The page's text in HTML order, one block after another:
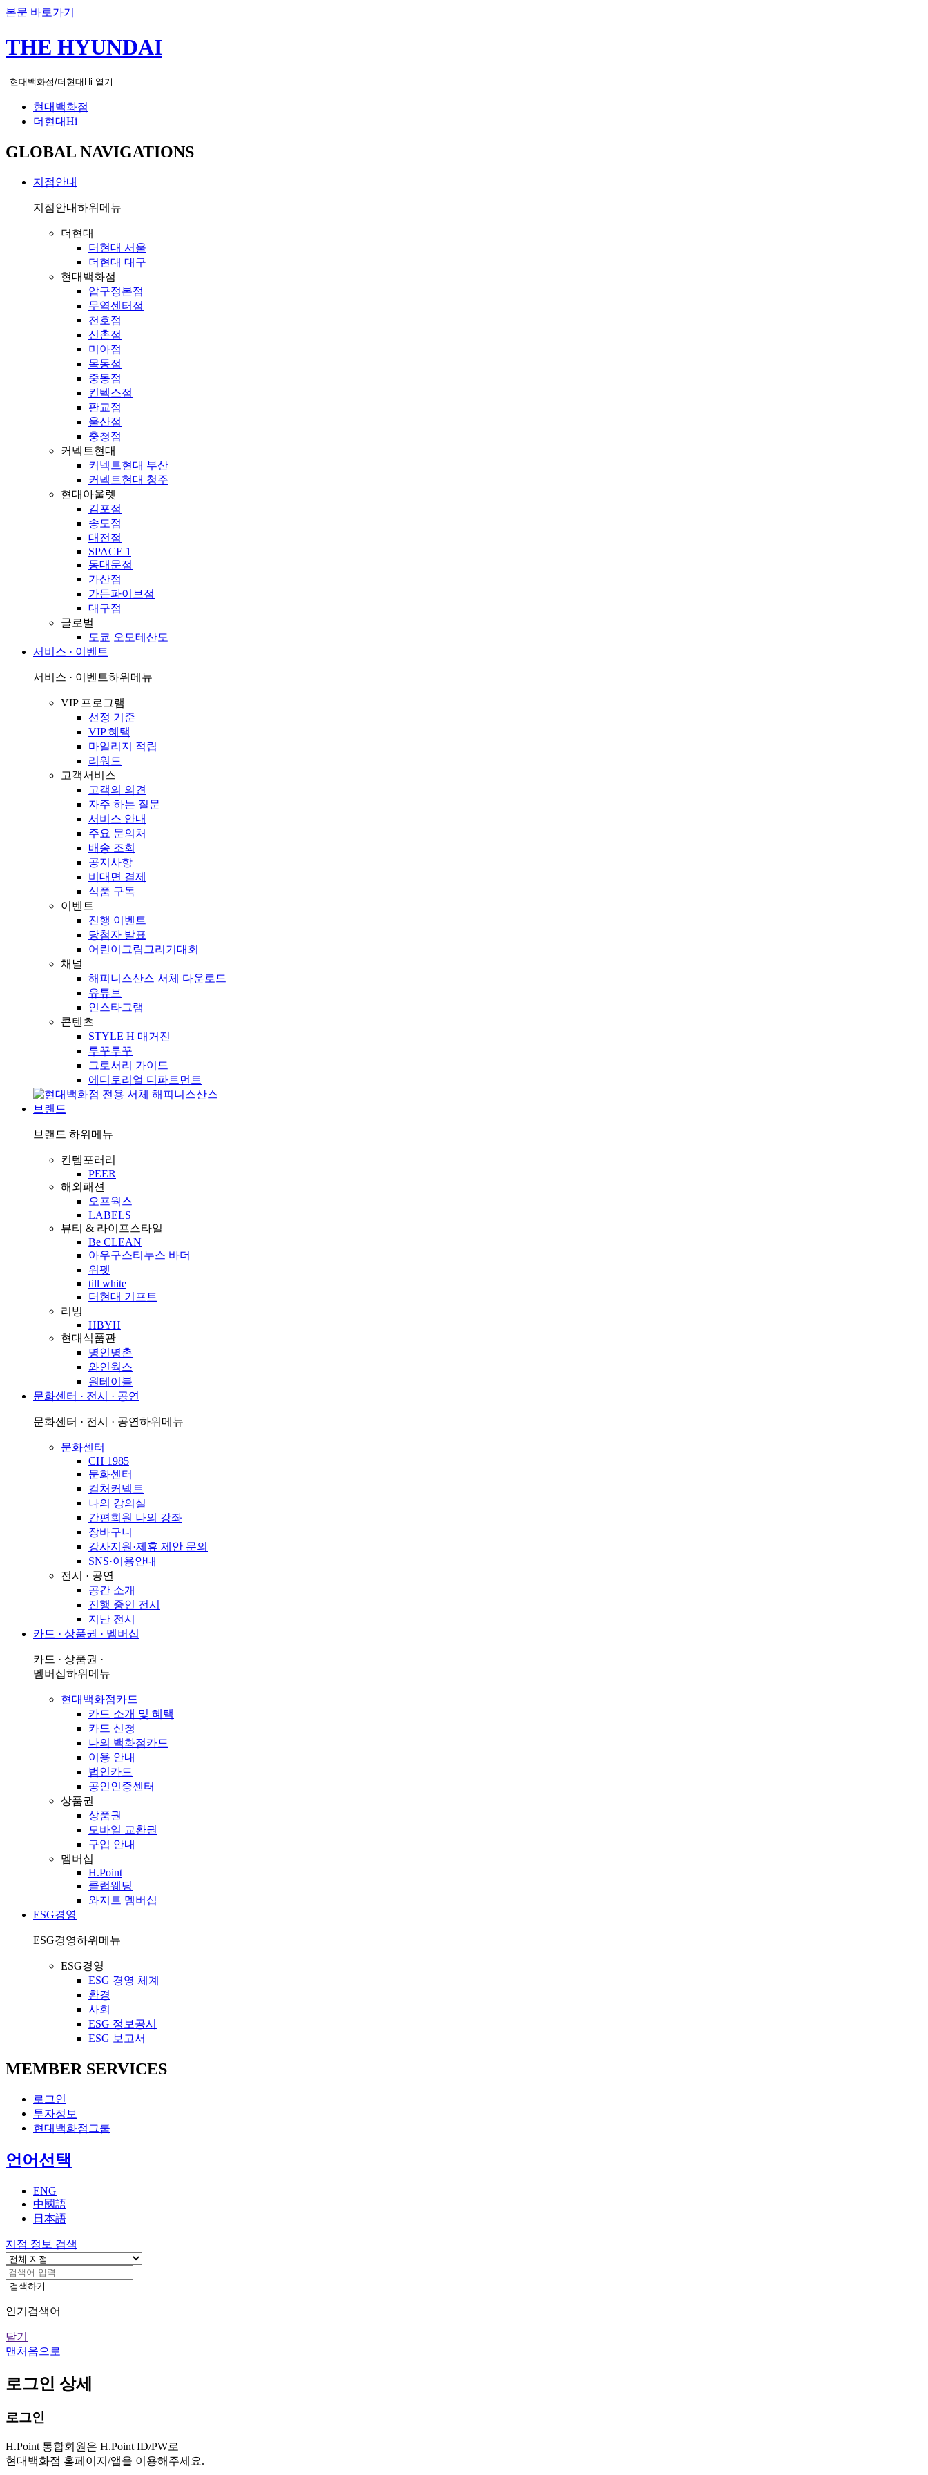
본문 바로가기
THE HYUNDAI
현대백화점/더현대Hi 열기
현대백화점
더현대Hi
GLOBAL NAVIGATIONS
지점안내
지점안내하위메뉴
더현대
더현대 서울
더현대 대구
현대백화점
압구정본점
무역센터점
천호점
신촌점
미아점
목동점
중동점
킨텍스점
판교점
울산점
충청점
커넥트현대
커넥트현대 부산
커넥트현대 청주
현대아울렛
김포점
송도점
대전점
SPACE 1
동대문점
가산점
가든파이브점
대구점
글로벌
도쿄 오모테산도
서비스 · 이벤트
서비스 · 이벤트하위메뉴
VIP 프로그램
선정 기준
VIP 혜택
마일리지 적립
리워드
고객서비스
고객의 의견
자주 하는 질문
서비스 안내
주요 문의처
배송 조회
공지사항
비대면 결제
식품 구독
이벤트
진행 이벤트
당첨자 발표
어린이그림그리기대회
채널
해피니스산스 서체 다운로드
유튜브
인스타그램
콘텐츠
STYLE H 매거진
루꾸루꾸
그로서리 가이드
에디토리얼 디파트먼트
브랜드
브랜드 하위메뉴
컨템포러리
PEER
해외패션
오프웍스
LABELS
뷰티 & 라이프스타일
Be CLEAN
아우구스티누스 바더
위펫
till white
더현대 기프트
리빙
HBYH
현대식품관
명인명촌
와인웍스
원테이블
문화센터 · 전시 · 공연
문화센터 · 전시 · 공연하위메뉴
문화센터
CH 1985
문화센터
컬처커넥트
나의 강의실
간편회원 나의 강좌
장바구니
강사지원·제휴 제안 문의
SNS·이용안내
전시 · 공연
공간 소개
진행 중인 전시
지난 전시
카드 · 상품권 · 멤버십
카드 · 상품권 ·
멤버십하위메뉴
현대백화점카드
카드 소개 및 혜택
카드 신청
나의 백화점카드
이용 안내
법인카드
공인인증센터
상품권
상품권
모바일 교환권
구입 안내
멤버십
H.Point
클럽웨딩
와지트 멤버십
ESG경영
ESG경영하위메뉴
ESG경영
ESG 경영 체계
환경
사회
ESG 정보공시
ESG 보고서
MEMBER SERVICES
로그인
투자정보
현대백화점그룹
언어선택
ENG
中國語
日本語
지점 정보 검색
검색하기
인기검색어
닫기
맨처음으로
로그인 상세
로그인
H.Point 통합회원은 H.Point ID/PW로
현대백화점 홈페이지/앱을 이용해주세요.